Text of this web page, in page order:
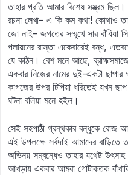
তাহার প্রতি আমার বিশেষ সম্ভ্রম
রচনা লেখা– এ কি কম কথা! কোথাও
জো নাই– জগতের সম্মুখে সার বাঁধিয়া
পলায়নের রাস্তা একেবারেই বন্ধ,
যে কঠিন। বেশ মনে আছে,
একবার নিজের নামের দুই-একটা ছাপার
কাগজের উপর টিপিয়া ধরিতেই যখন
ঘটনা বলিয়া মনে হইল।
সেই সহপাঠী গ্রন্থকার বন্ধুকে রোজ
এই উপলক্ষে সর্বদাই আমাদের বাড়িতে
অভিনয় সম্বন্ধেও তাহার যথেষ্ট
আখড়ায় একবার আমরা গোটাকতক